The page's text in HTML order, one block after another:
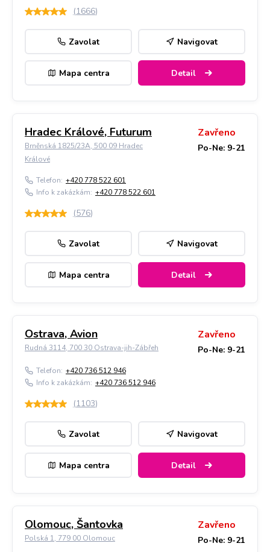
(1666)
Zavolat Navigovat
Mapa centra Detail
Hradec Králové, Futurum
Brněnská 1825/23A, 500 09 Hradec
Králové
Zavřeno
Po-Ne: 9-21
Telefon: +420 778 522 601
Info k zakázkám: +420 778 522 601
(576)
Zavolat Navigovat
Mapa centra Detail
Ostrava, Avion
Rudná 3114, 700 30 Ostrava-jih-Zábřeh
Zavřeno
Po-Ne: 9-21
Telefon: +420 736 512 946
Info k zakázkám: +420 736 512 946
(1103)
Zavolat Navigovat
Mapa centra Detail
Olomouc, Šantovka
Polská 1, 779 00 Olomouc
Zavřeno
Po-Ne: 9-21